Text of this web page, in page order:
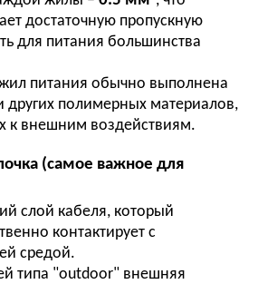
достаточную пропускную
для питания большинства
питания обычно выполнена
других полимерных материалов,
к внешним воздействиям.
(самое важное для
слой кабеля, который
контактирует с
средой.
типа "outdoor" внешняя